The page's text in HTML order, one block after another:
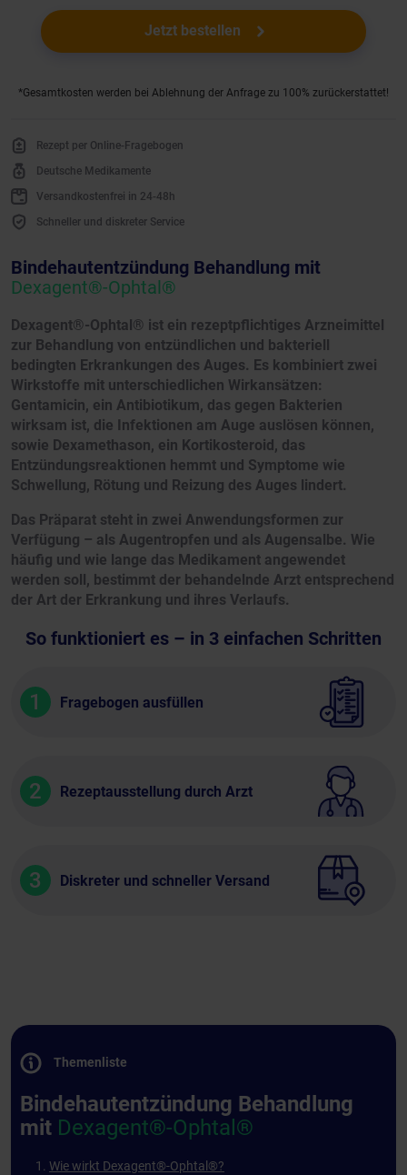
Jetzt bestellen
*Gesamtkosten werden bei Ablehnung der Anfrage zu 100% zurückerstattet!
Rezept per Online-Fragebogen
Deutsche Medikamente
Versandkostenfrei in 24-48h
Schneller und diskreter Service
Bindehautentzündung Behandlung mit
Dexagent®-Ophtal®
Dexagent®-Ophtal® ist ein rezeptpflichtiges Arzneimittel
zur Behandlung von entzündlichen und bakteriell
bedingten Erkrankungen des Auges. Es kombiniert zwei
Wirkstoffe mit unterschiedlichen Wirkansätzen:
Gentamicin, ein Antibiotikum, das gegen Bakterien
wirksam ist, die Infektionen am Auge auslösen können,
sowie Dexamethason, ein Kortikosteroid, das
Entzündungsreaktionen hemmt und Symptome wie
Schwellung, Rötung und Reizung des Auges lindert.
Das Präparat steht in zwei Anwendungsformen zur
Verfügung – als Augentropfen und als Augensalbe. Wie
häufig und wie lange das Medikament angewendet
werden soll, bestimmt der behandelnde Arzt entsprechend
der Art der Erkrankung und ihres Verlaufs.
So funktioniert es – in 3 einfachen Schritten
1 Fragebogen ausfüllen
2 Rezeptausstellung durch Arzt
3 Diskreter und schneller Versand
Themenliste
Bindehautentzündung Behandlung
mit Dexagent®-Ophtal®
Wie wirkt Dexagent®-Ophtal®?